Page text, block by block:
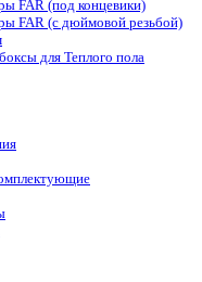
FAR (под концевики)
FAR (с дюймовой резьбой)
для Теплого пола